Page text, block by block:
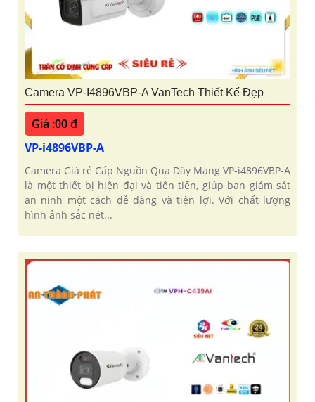
Camera VP-I4896VBP-A VanTech Thiết Kế Đẹp
Giá :00 ₫
VP-i4896VBP-A
Camera Giá rẻ Cấp Nguồn Qua Dây Mạng VP-i4896VBP-A
là một thiết bị hiện đại và tiên tiến, giúp bạn giám sát
an ninh một cách dễ dàng và tiện lợi. Với chất lượng
hình ảnh sắc nét...